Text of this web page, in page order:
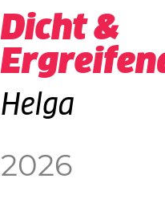
Dicht &
Helga
2026